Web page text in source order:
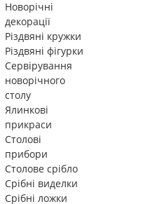
Новорічні
декорації
Різдвяні кружки
Різдвяні фігурки
Сервірування
новорічного
столу
Ялинкові
прикраси
Столові
прибори
Столове срібло
Срібні виделки
Срібні ложки